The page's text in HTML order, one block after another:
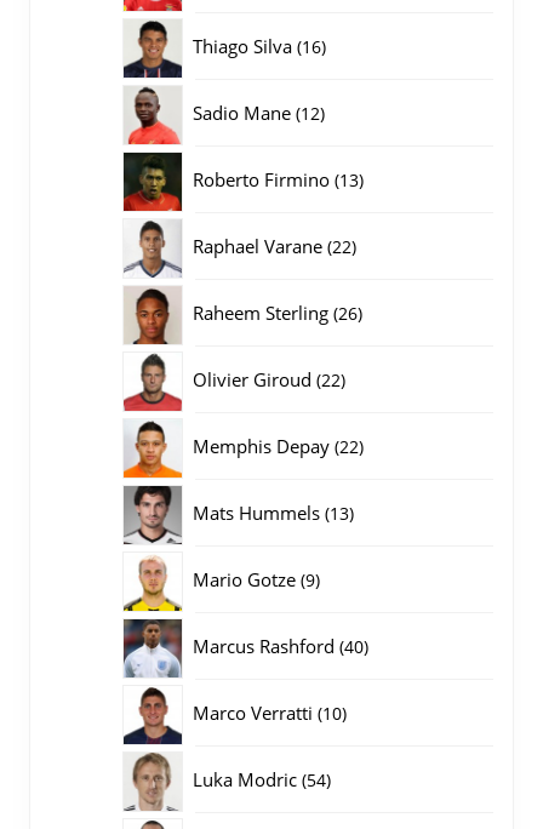
Thiago Silva 1616
Sadio Mane 1212
Roberto Firmino 1313
Raphael Varane 2222
Raheem Sterling 2626
Olivier Giroud 2222
Memphis Depay 2222
Mats Hummels 1313
Mario Gotze 99
Marcus Rashford 4040
Marco Verratti 1010
Luka Modric 5454